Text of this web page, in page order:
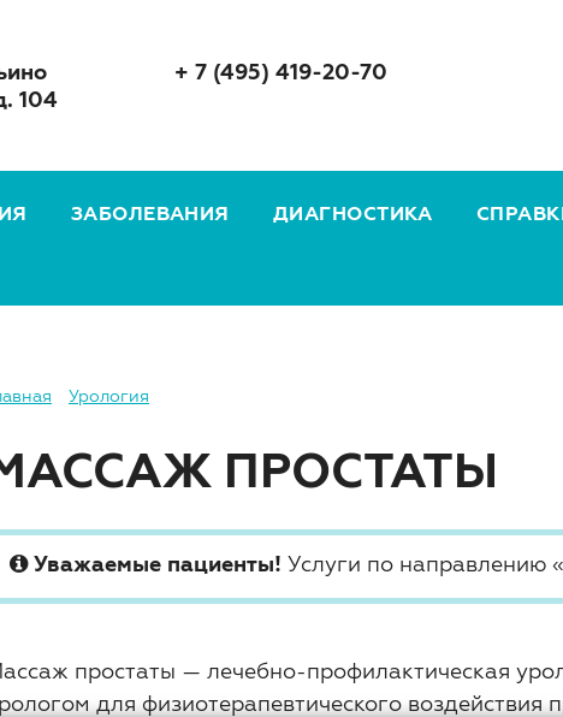
104
+ 7 (495) 419-20-70
ЗАБОЛЕВАНИЯ ДИАГНОСТИКА
Урология
ПРОСТАТЫ
Уважаемые пациенты! Услуги по направлению
простаты — лечебно-профилактическая
для физиотерапевтического воздействия